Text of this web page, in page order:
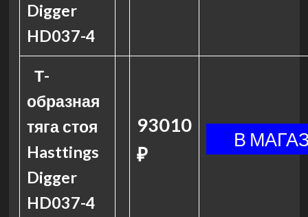
Digger
HD037-4
Т-
образная
тяга стоя
Hasttings
Digger
HD037-4
93010
₽